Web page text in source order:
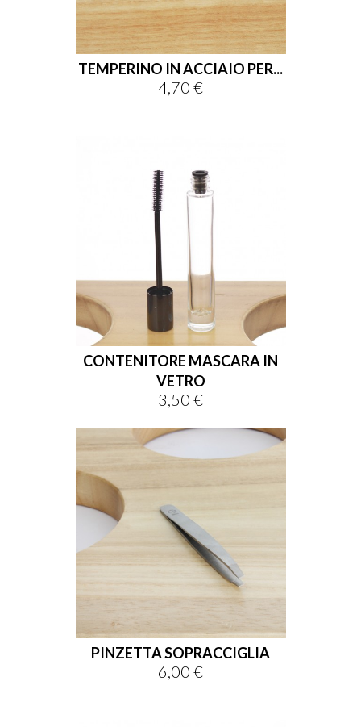
TEMPERINO IN ACCIAIO PER...
Prezzo
4,70 €
CONTENITORE MASCARA IN
VETRO
Prezzo
3,50 €
PINZETTA SOPRACCIGLIA
Prezzo
6,00 €